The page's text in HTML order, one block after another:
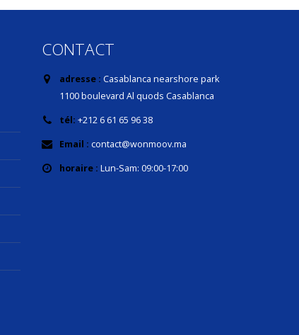
CONTACT
adresse : Casablanca nearshore park
1100 boulevard Al quods Casablanca
tél: +212 6 61 65 96 38
Email : contact@wonmoov.ma
horaire : Lun-Sam: 09:00-17:00